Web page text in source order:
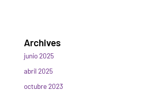
Archives
junio 2025
abril 2025
octubre 2023